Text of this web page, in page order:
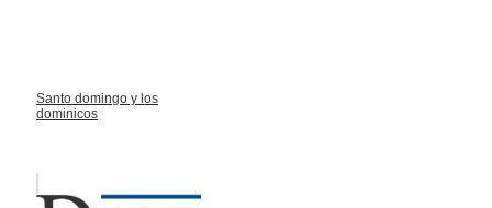
Santo domingo y los
dominicos